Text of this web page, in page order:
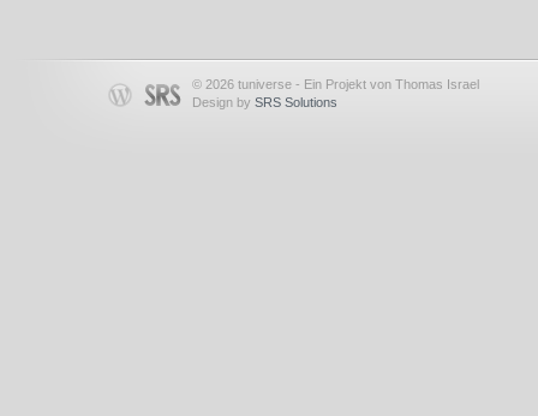
© 2026 tuniverse - Ein Projekt von Thomas Israel
Design by SRS Solutions